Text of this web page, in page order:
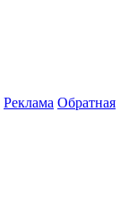
Реклама Обратная